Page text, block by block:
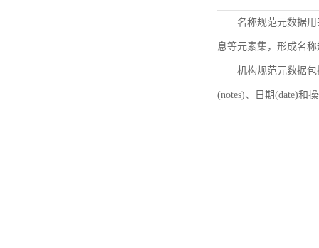
名称规范元数据
息等元素集，形成名
机构规范元数据
(notes)、日期(date)和